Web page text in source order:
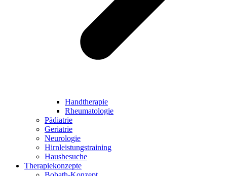
Handtherapie
Rheumatologie
Pädiatrie
Geriatrie
Neurologie
Hirnleistungstraining
Hausbesuche
Therapiekonzepte